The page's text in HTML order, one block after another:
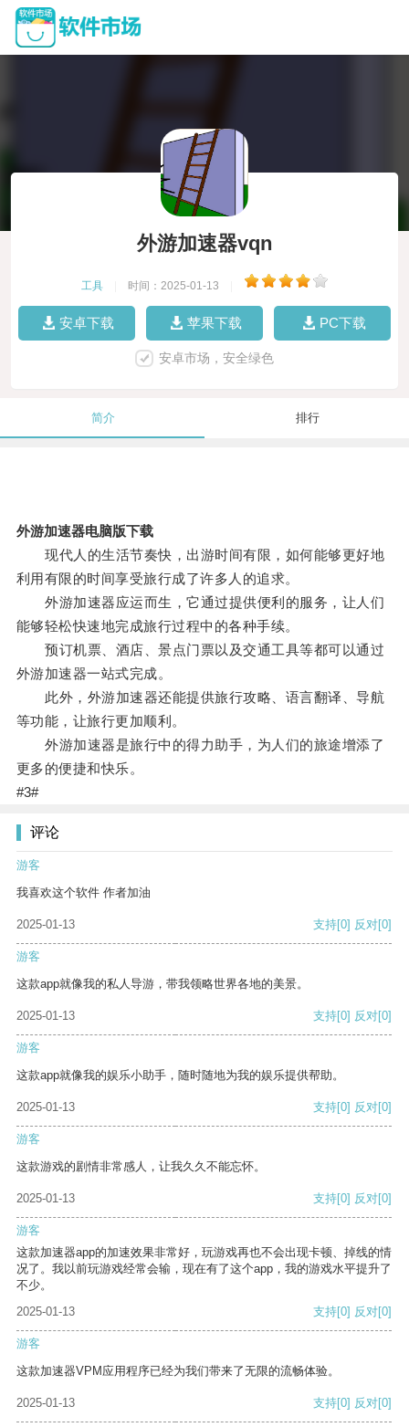
外游加速器vqn
工具 时间：2025-01-13
安卓下载 苹果下载 PC下载
安卓市场，安全绿色
简介 排行
外游加速器电脑版下载
现代人的生活节奏快，出游时间有限，如何能够更好地
利用有限的时间享受旅行成了许多人的追求。
外游加速器应运而生，它通过提供便利的服务，让人们
能够轻松快速地完成旅行过程中的各种手续。
预订机票、酒店、景点门票以及交通工具等都可以通过
外游加速器一站式完成。
此外，外游加速器还能提供旅行攻略、语言翻译、导航
等功能，让旅行更加顺利。
外游加速器是旅行中的得力助手，为人们的旅途增添了
更多的便捷和快乐。
#3#
评论
游客
我喜欢这个软件 作者加油
2025-01-13 支持[0] 反对[0]
游客
这款app就像我的私人导游，带我领略世界各地的美景。
2025-01-13 支持[0] 反对[0]
游客
这款app就像我的娱乐小助手，随时随地为我的娱乐提供帮助。
2025-01-13 支持[0] 反对[0]
游客
这款游戏的剧情非常感人，让我久久不能忘怀。
2025-01-13 支持[0] 反对[0]
游客
这款加速器app的加速效果非常好，玩游戏再也不会出现卡顿、掉线的情
况了。我以前玩游戏经常会输，现在有了这个app，我的游戏水平提升了
不少。
2025-01-13
支持[0] 反对[0]
游客
这款加速器VPM应用程序已经为我们带来了无限的流畅体验。
2025-01-13 支持[0] 反对[0]